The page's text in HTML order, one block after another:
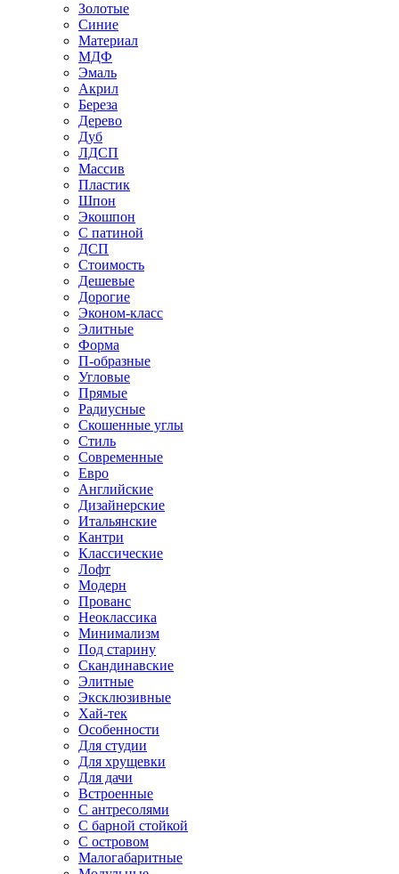
Золотые
Синие
Материал
МДФ
Эмаль
Акрил
Береза
Дерево
Дуб
ЛДСП
Массив
Пластик
Шпон
Экошпон
С патиной
ДСП
Стоимость
Дешевые
Дорогие
Эконом-класс
Элитные
Форма
П-образные
Угловые
Прямые
Радиусные
Скошенные углы
Стиль
Современные
Евро
Английские
Дизайнерские
Итальянские
Кантри
Классические
Лофт
Модерн
Прованс
Неоклассика
Минимализм
Под старину
Скандинавские
Элитные
Эксклюзивные
Хай-тек
Особенности
Для студии
Для хрущевки
Для дачи
Встроенные
С антресолями
С барной стойкой
С островом
Малогабаритные